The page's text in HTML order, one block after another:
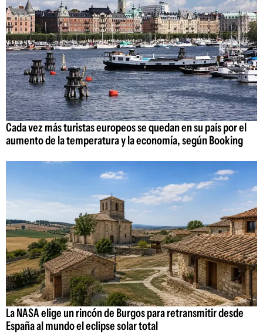
Cada vez más turistas europeos se quedan en su país por el
aumento de la temperatura y la economía, según Booking
La NASA elige un rincón de Burgos para retransmitir desde
España al mundo el eclipse solar total